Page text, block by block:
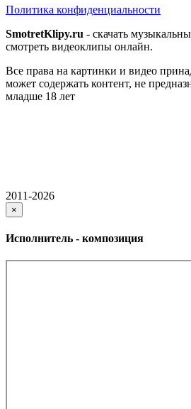
Политика конфиденциальности
SmotretKlipy.ru - скачать
смотреть видеоклипы онлайн.
Все права на картинки и видео
может содержать контент, не
младше 18 лет
2011-2026
×
Исполнитель - композиция